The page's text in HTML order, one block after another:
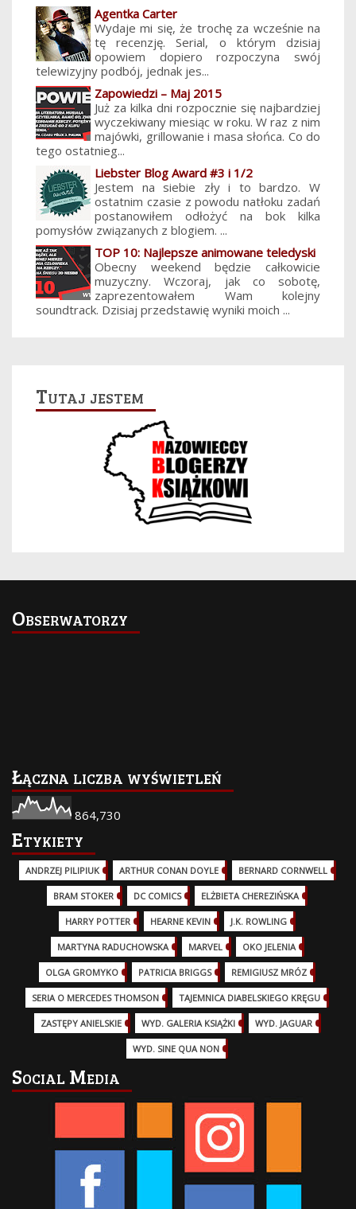
Agentka Carter
Wydaje mi się, że trochę za wcześnie na
tę recenzję. Serial, o którym dzisiaj
opowiem dopiero rozpoczyna swój
telewizyjny podbój, jednak jes...
Zapowiedzi – Maj 2015
Już za kilka dni rozpocznie się najbardziej
wyczekiwany miesiąc w roku. W raz z nim
majówki, grillowanie i masa słońca. Co do
tego ostatnieg...
Liebster Blog Award #3 i 1/2
Jestem na siebie zły i to bardzo. W
ostatnim czasie z powodu natłoku zadań
postanowiłem odłożyć na bok kilka
pomysłów związanych z blogiem. ...
TOP 10: Najlepsze animowane teledyski
Obecny weekend będzie całkowicie
muzyczny. Wczoraj, jak co sobotę,
zaprezentowałem Wam kolejny
soundtrack. Dzisiaj przedstawię wyniki moich ...
Tutaj jestem
Obserwatorzy
Łączna liczba wyświetleń
864,730
Etykiety
ANDRZEJ PILIPIUK (29)ARTHUR CONAN DOYLE BERNARD CORNWELL
BRAM STOKER DC COMICS (17)ELŻBIETA CHEREZIŃSKA
HARRY POTTER (13)HEARNE KEVIN J.K. ROWLING
MARTYNA RADUCHOWSKA MARVEL (32)OKO JELENIA
OLGA GROMYKO PATRICIA BRIGGS (12)REMIGIUSZ MRÓZ
SERIA O MERCEDES THOMSON (11)TAJEMNICA DIABELSKIEGO KRĘGU
ZASTĘPY ANIELSKIE WYD. GALERIA KSIĄŻKI WYD. JAGUAR
WYD. SINE QUA NON
Social Media